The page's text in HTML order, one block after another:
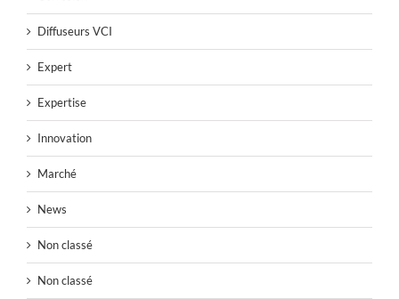
Diffuseurs VCI
Expert
Expertise
Innovation
Marché
News
Non classé
Non classé